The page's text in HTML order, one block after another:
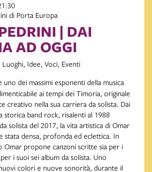
di Porta Europa
| DAI
AD OGGI
Idee, Voci, Eventi
uno dei massimi esponenti della musica
ai tempi dei Timoria, originale
creativo nella sua carriera da solista. Dai
storica band rock, risalenti al 1988
solista del 2017, la vita artistica di Omar
stata densa, profonda ed eclettica. In
Omar propone canzoni scritte sia per i
i suoi sei album da solista. Uno
colori e nuove sonorità, durante il